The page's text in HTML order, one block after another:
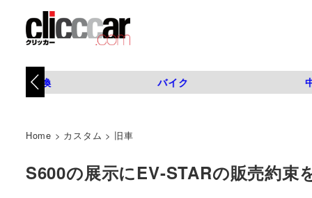
タイヤ交換 バイク
Home > カスタム > 旧車
S600の展示にEV-STARの販売約束